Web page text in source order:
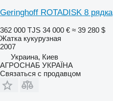
Geringhoff ROTADISK 8 рядка
362 000 TJS 34 000 € ≈ 39 280 $
Жатка кукурузная
2007
Украина, Киев
АГРОСНАБ УКРАЇНА
Связаться с продавцом